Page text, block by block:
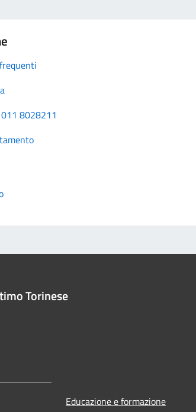
8028211
Torinese
Educazione e formazione